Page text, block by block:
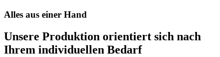
Alles aus einer Hand
Unsere Produktion orientiert sich nach
Ihrem individuellen Bedarf